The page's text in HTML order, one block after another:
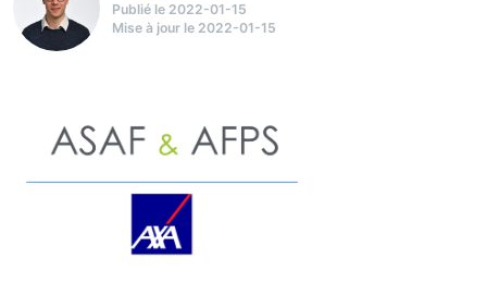
Publié le 2022-01-15
Mise à jour le 2022-01-15